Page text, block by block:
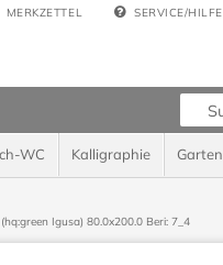
MERKZETTEL SERVICE/HILFE
WC Kalligraphie Garten
Igusa) 80.0x200.0 Beri: 7_4